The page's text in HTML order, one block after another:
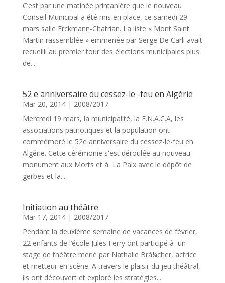
C‘est par une matinée printanière que le nouveau
Conseil Municipal a été mis en place, ce samedi 29
mars salle Erckmann-Chatrian. La liste « Mont Saint
Martin rassemblée » emmenée par Serge De Carli avait
recueilli au premier tour des élections municipales plus
de...
52 e anniversaire du cessez-le -feu en Algérie
Mar 20, 2014| 2008/2017
Mercredi 19 mars, la municipalité, la F.N.A.C.A, les
associations patriotiques et la population ont
commémoré le 52e anniversaire du cessez-le-feu en
Algérie. Cette cérémonie s'est déroulée au nouveau
monument aux Morts et à La Paix avec le dépôt de
gerbes et la...
Initiation au théâtre
Mar 17, 2014| 2008/2017
Pendant la deuxième semaine de vacances de février,
22 enfants de l‘école Jules Ferry ont participé à un
stage de théâtre mené par Nathalie Brà¼cher, actrice
et metteur en scène. A travers le plaisir du jeu théâtral,
ils ont découvert et exploré les stratégies...